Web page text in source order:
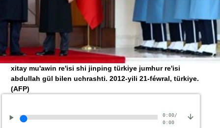
xitay mu'awin re'isi shi jinping türkiye jumhur re'isi
abdullah gül bilen uchrashti. 2012-yili 21-féwral, türkiye.
(AFP)
0:00/
0:00